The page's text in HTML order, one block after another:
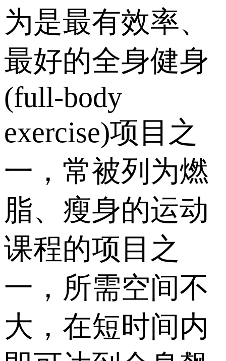
为是最有效率、
最好的全身健身
(full-body
exercise)项目之
一，常被列为燃
脂、瘦身的运动
课程的项目之
一，所需空间不
大，在短时间内